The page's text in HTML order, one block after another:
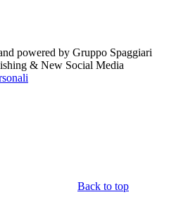
powered by Gruppo Spaggiari
& New Social Media
Back to top